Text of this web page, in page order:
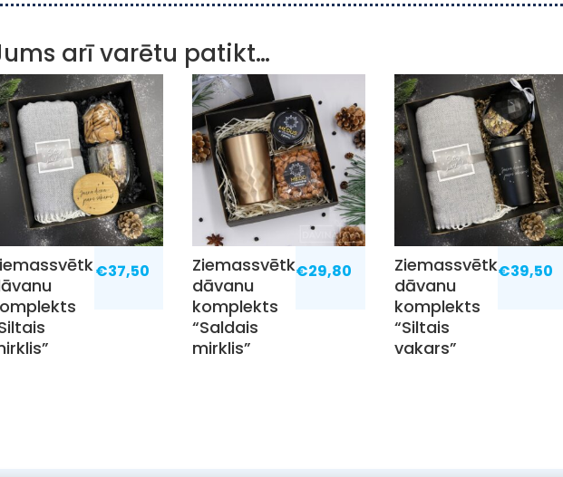
arī varētu patikt…
€37,50
Ziemassvētku
dāvanu
komplekts
“Saldais
mirklis”
€29,80
Ziemassvētku
dāvanu
komplekts
“Siltais
vakars”
€39,50